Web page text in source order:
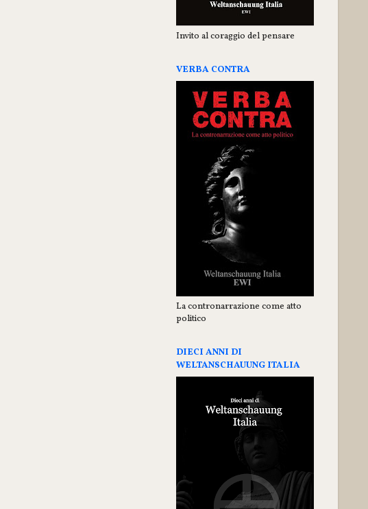
Invito al coraggio del pensare
VERBA CONTRA
La contronarrazione come atto
politico
DIECI ANNI DI
WELTANSCHAUUNG ITALIA